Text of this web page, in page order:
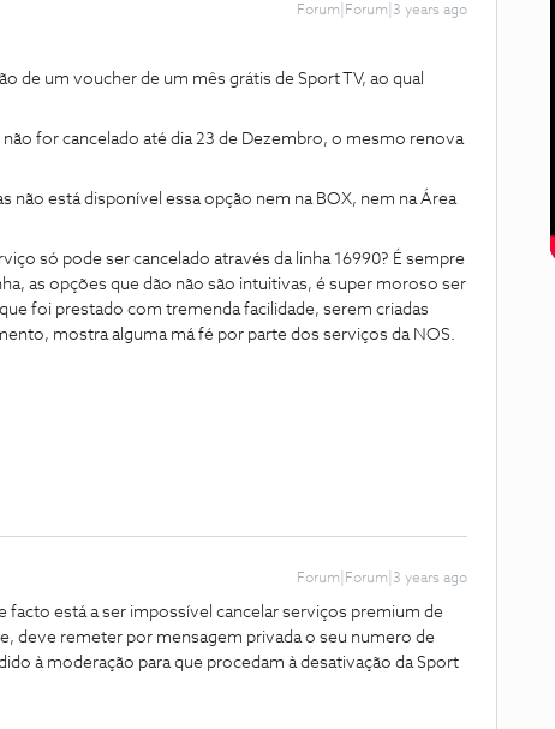
Forum|Forum|3 years ago
de um voucher de um mês grátis de Sport TV, ao qual
for cancelado até dia 23 de Dezembro, o mesmo renova
não está disponível essa opção nem na BOX, nem na Área
só pode ser cancelado através da linha 16990? É sempre
as opções que dão não são intuitivas, é super moroso ser
foi prestado com tremenda facilidade, serem criadas
mostra alguma má fé por parte dos serviços da NOS.
Forum|Forum|3 years ago
facto está a ser impossível cancelar serviços premium de
deve remeter por mensagem privada o seu numero de
à moderação para que procedam à desativação da Sport